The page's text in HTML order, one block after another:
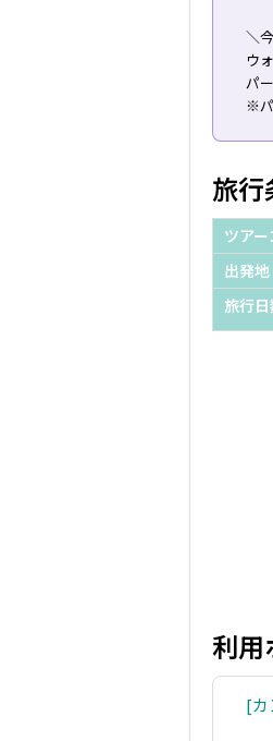
＼
ウ
パ
※
旅行
ツア
出発地
旅行
利用